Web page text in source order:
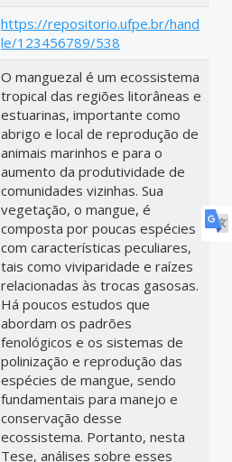
https://repositorio.ufpe.br/hand
le/123456789/538
O manguezal é um ecossistema
tropical das regiões litorâneas e
estuarinas, importante como
abrigo e local de reprodução de
animais marinhos e para o
aumento da produtividade de
comunidades vizinhas. Sua
vegetação, o mangue, é
composta por poucas espécies
com características peculiares,
tais como viviparidade e raízes
relacionadas às trocas gasosas.
Há poucos estudos que
abordam os padrões
fenológicos e os sistemas de
polinização e reprodução das
espécies de mangue, sendo
fundamentais para manejo e
conservação desse
ecossistema. Portanto, nesta
Tese, análises sobre esses